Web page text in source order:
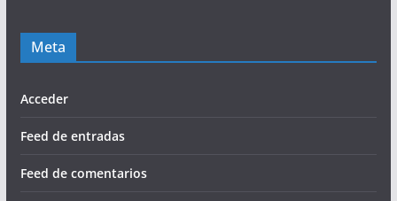
Meta
Acceder
Feed de entradas
Feed de comentarios